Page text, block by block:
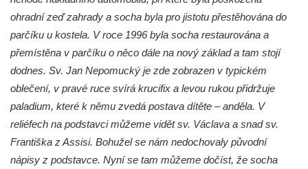
Socha Kudlanka v ZOO Hluboká
Socha Vlčice s mládětem v ZOO Hluboká
Socha Rys číhající na srnu v ZOO Hluboká
Socha Orlice v ZOO Hluboká
Socha Tygr v ZOO Hluboká
Socha Kozorožec horský v ZOO Hluboká
ohradní zeď zahrady a socha byla pro jistotu přestěhována do
parčíku u kostela. V roce 1996 byla socha restaurována a
přemístěna v parčíku o něco dále na nový základ a tam stojí
dodnes. Sv. Jan Nepomucký je zde zobrazen v typickém
oblečení, v pravé ruce svírá krucifix a levou rukou přidržuje
paladium, které k němu zvedá postava dítěte – anděla. V
reliéfech na podstavci můžeme vidět sv. Václava a snad sv.
Františka z Assisi. Bohužel se nám nedochovaly původní
nápisy z podstavce. Nyní se tam můžeme dočíst, že socha